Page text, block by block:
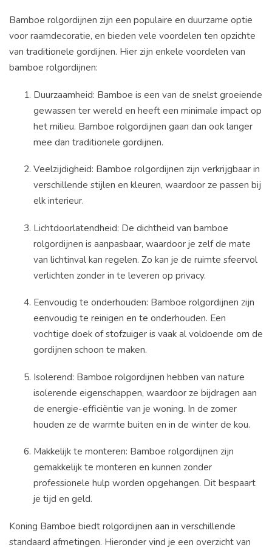
Bamboe rolgordijnen zijn een populaire en duurzame optie
voor raamdecoratie, en bieden vele voordelen ten opzichte
van traditionele gordijnen. Hier zijn enkele voordelen van
bamboe rolgordijnen:
Duurzaamheid: Bamboe is een van de snelst groeiende
gewassen ter wereld en heeft een minimale impact op
het milieu. Bamboe rolgordijnen gaan dan ook langer
mee dan traditionele gordijnen.
Veelzijdigheid: Bamboe rolgordijnen zijn verkrijgbaar in
verschillende stijlen en kleuren, waardoor ze passen bij
elk interieur.
Lichtdoorlatendheid: De dichtheid van bamboe
rolgordijnen is aanpasbaar, waardoor je zelf de mate
van lichtinval kan regelen. Zo kan je de ruimte sfeervol
verlichten zonder in te leveren op privacy.
Eenvoudig te onderhouden: Bamboe rolgordijnen zijn
eenvoudig te reinigen en te onderhouden. Een
vochtige doek of stofzuiger is vaak al voldoende om de
gordijnen schoon te maken.
Isolerend: Bamboe rolgordijnen hebben van nature
isolerende eigenschappen, waardoor ze bijdragen aan
de energie-efficiëntie van je woning. In de zomer
houden ze de warmte buiten en in de winter de kou.
Makkelijk te monteren: Bamboe rolgordijnen zijn
gemakkelijk te monteren en kunnen zonder
professionele hulp worden opgehangen. Dit bespaart
je tijd en geld.
Koning Bamboe biedt rolgordijnen aan in verschillende
standaard afmetingen. Hieronder vind je een overzicht van